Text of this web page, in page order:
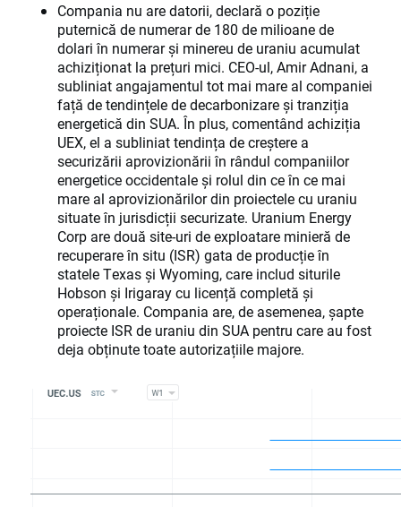
Compania nu are datorii, declară o poziție
puternică de numerar de 180 de milioane de
dolari în numerar și minereu de uraniu acumulat
achiziționat la prețuri mici. CEO-ul, Amir Adnani, a
subliniat angajamentul tot mai mare al companiei
față de tendințele de decarbonizare și tranziția
energetică din SUA. În plus, comentând achiziția
UEX, el a subliniat tendința de creștere a
securizării aprovizionării în rândul companiilor
energetice occidentale și rolul din ce în ce mai
mare al aprovizionărilor din proiectele cu uraniu
situate în jurisdicții securizate. Uranium Energy
Corp are două site-uri de exploatare minieră de
recuperare în situ (ISR) gata de producție în
statele Texas și Wyoming, care includ siturile
Hobson și Irigaray cu licență completă și
operaționale. Compania are, de asemenea, șapte
proiecte ISR de uraniu din SUA pentru care au fost
deja obținute toate autorizațiile majore.